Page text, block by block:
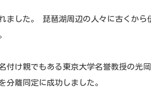
ました。 琵琶湖周辺の人々に古くか
け親でもある東京大学名誉教授の光
分離同定に成功しました。